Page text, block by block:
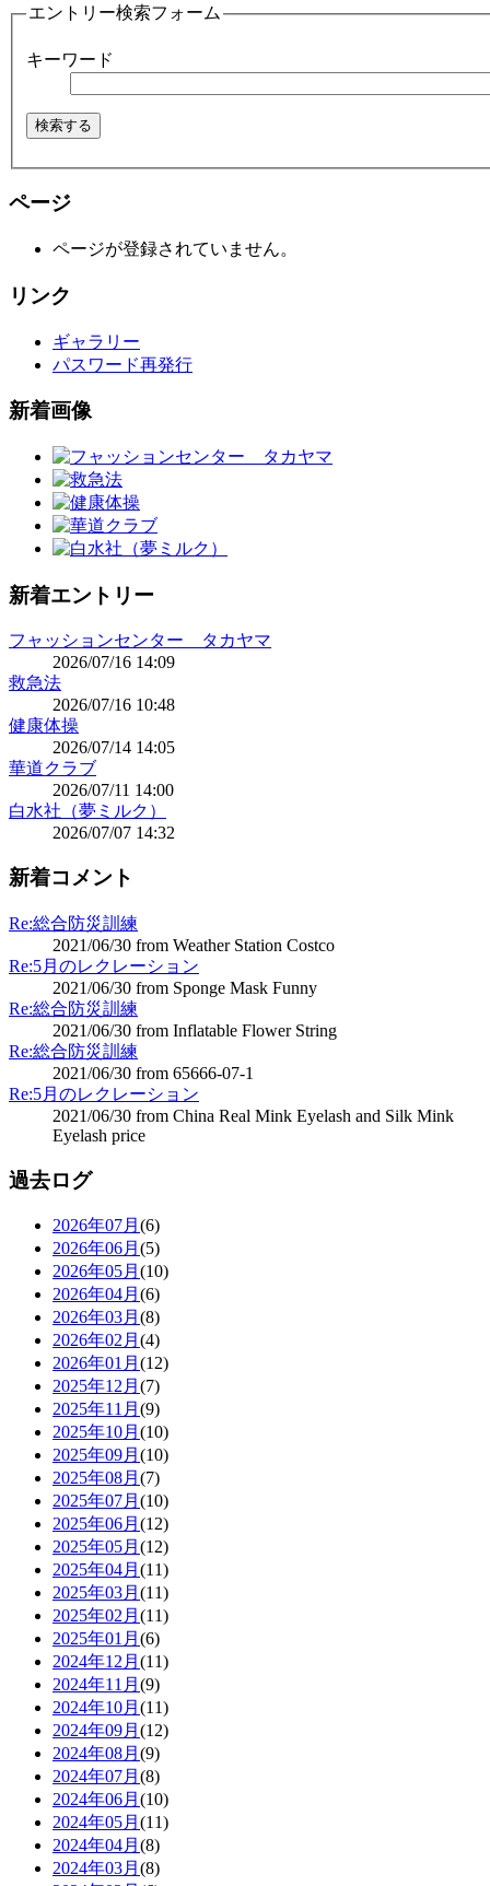
エントリー検索フォーム
キーワード
ページ
ページが登録されていません。
リンク
ギャラリー
パスワード再発行
新着画像
新着エントリー
フャッションセンター タカヤマ
2026/07/16 14:09
救急法
2026/07/16 10:48
健康体操
2026/07/14 14:05
華道クラブ
2026/07/11 14:00
白水社（夢ミルク）
2026/07/07 14:32
新着コメント
Re:総合防災訓練
2021/06/30 from Weather Station Costco
Re:5月のレクレーション
2021/06/30 from Sponge Mask Funny
Re:総合防災訓練
2021/06/30 from Inflatable Flower String
Re:総合防災訓練
2021/06/30 from 65666-07-1
Re:5月のレクレーション
2021/06/30 from China Real Mink Eyelash and Silk Mink
Eyelash price
過去ログ
2026年07月 (6)
2026年06月 (5)
2026年05月 (10)
2026年04月 (6)
2026年03月 (8)
2026年02月 (4)
2026年01月 (12)
2025年12月 (7)
2025年11月 (9)
2025年10月 (10)
2025年09月 (10)
2025年08月 (7)
2025年07月 (10)
2025年06月 (12)
2025年05月 (12)
2025年04月 (11)
2025年03月 (11)
2025年02月 (11)
2025年01月 (6)
2024年12月 (11)
2024年11月 (9)
2024年10月 (11)
2024年09月 (12)
2024年08月 (9)
2024年07月 (8)
2024年06月 (10)
2024年05月 (11)
2024年04月 (8)
2024年03月 (8)